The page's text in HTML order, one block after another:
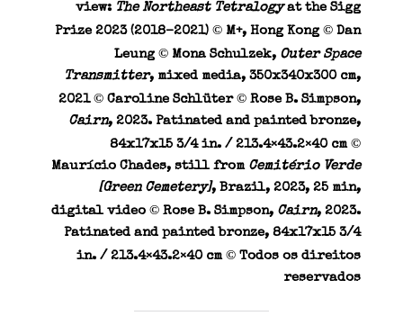
view: The Northeast Tetralogyat the Sigg
Prize 2023 (2018–2021) © M+, Hong Kong ©Dan
Leung © MonaSchulzek, Outer Space
Transmitter, mixed media, 350x340x300 cm,
2021 ©Caroline Schlüter ©Rose B. Simpson,
Cairn, 2023. Patinated and painted bronze,
84x17x15 3/4 in. / 213.4×43.2×40 cm ©
Maurício Chades, still from Cemitério Verde
[Green Cemetery], Brazil, 2023, 25 min,
digital video ©Rose B. Simpson, Cairn, 2023.
Patinated and painted bronze, 84x17x15 3/4
in. / 213.4×43.2×40 cm ©Todos os direitos
reservados